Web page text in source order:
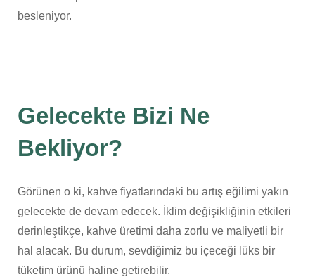
besleniyor.
Gelecekte Bizi Ne
Bekliyor?
Görünen o ki, kahve fiyatlarındaki bu artış eğilimi yakın
gelecekte de devam edecek. İklim değişikliğinin etkileri
derinleştikçe, kahve üretimi daha zorlu ve maliyetli bir
hal alacak. Bu durum, sevdiğimiz bu içeceği lüks bir
tüketim ürünü haline getirebilir.